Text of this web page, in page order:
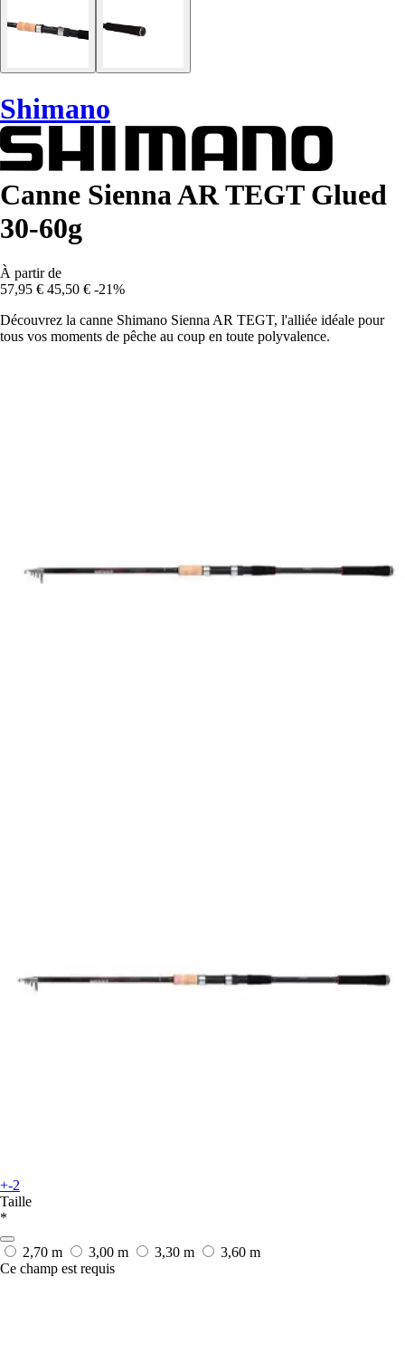
Shimano
Canne Sienna AR TEGT Glued
30-60g
À partir de
57,95 € 45,50 € -21%
Découvrez la canne Shimano Sienna AR TEGT, l'alliée idéale pour
tous vos moments de pêche au coup en toute polyvalence.
+-2
Taille
*
2,70 m 3,00 m 3,30 m
3,60 m
Ce champ est requis